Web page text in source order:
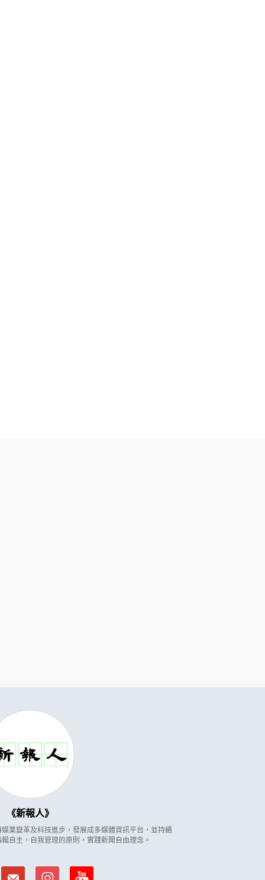
新報人
業變革及科技進步，發展成多媒體資訊平台，並持續
自主，自我管理的原則，實踐新聞自由理念。